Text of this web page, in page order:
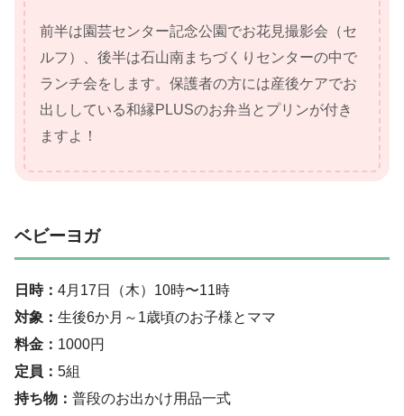
前半は園芸センター記念公園でお花見撮影会（セ
ルフ）、後半は石山南まちづくりセンターの中で
ランチ会をします。保護者の方には産後ケアでお
出ししている和縁PLUSのお弁当とプリンが付き
ますよ！
ベビーヨガ
日時： 4月17日（木）10時〜11時
対象： 生後6か月～1歳頃のお子様とママ
料金： 1000円
定員： 5組
持ち物： 普段のお出かけ用品一式